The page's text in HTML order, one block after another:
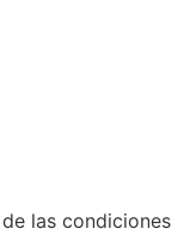
las condiciones